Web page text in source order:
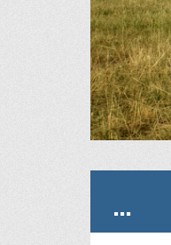
...